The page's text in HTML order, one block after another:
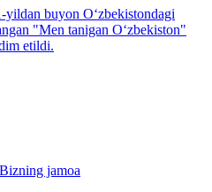
buyon O‘zbekistondagi
"Men tanigan O‘zbekiston"
etildi.
Bizning jamoa